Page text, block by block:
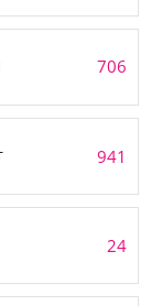
706
941
24